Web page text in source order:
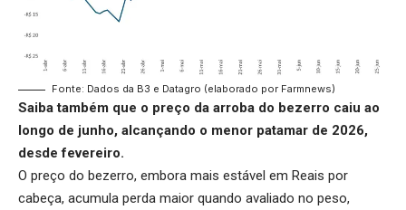
Fonte: Dados da B3 e Datagro (elaborado por Farmnews)
Saiba também que o preço da arroba do bezerro caiu ao
longo de junho, alcançando o menor patamar de 2026,
desde fevereiro.
O preço do bezerro, embora mais estável em Reais por
cabeça, acumula perda maior quando avaliado no peso,